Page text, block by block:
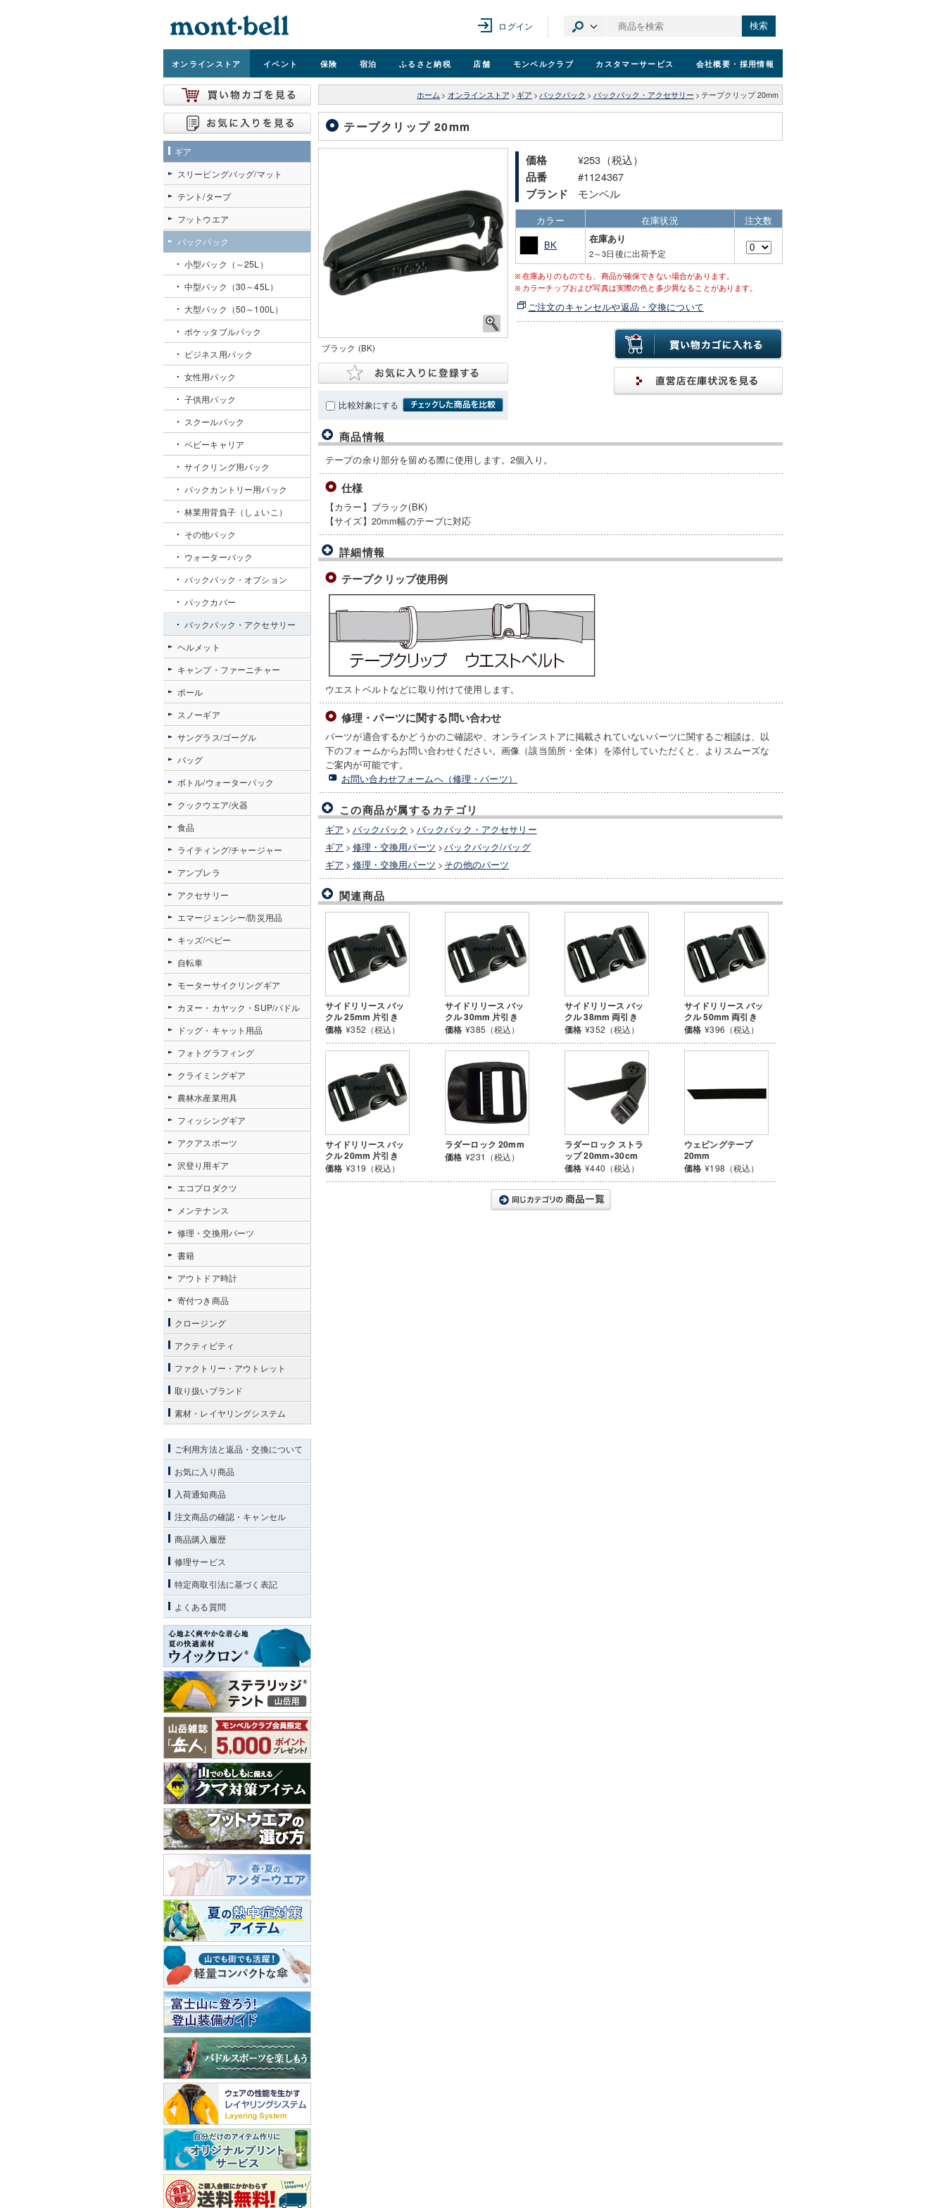
ログイン 検索
オンラインストア イベント 保険 宿泊 ふるさと納税 店舗 モンベルクラブ カスタマーサービス 会社概要 ・採用情報
ホーム > オンラインストア > ギア > バックパック > バックパック・アクセサリー > テープクリップ 20mm
テープクリップ 20mm
ブラック (BK)
比較対象にする
価格 ¥253（税込）
品番 #1124367
ブランド モンベル
カラー 在庫状況
注文数
BK
在庫あり
2～3日後に出荷予定
在庫ありのものでも、商品が確保できない場合があります。
カラーチップおよび写真は実際の色と多少異なることがあります。
ご注文のキャンセルや返品・交換について
商品情報
テープの余り部分を留める際に使用します。2個入り。
仕様
【カラー】ブラック(BK)
【サイズ】20mm幅のテープに対応
詳細情報
テープクリップ使用例
ウエストベルトなどに取り付けて使用します。
修理・パーツに関する問い合わせ
パーツが適合するかどうかのご確認や、オンラインストアに掲載されていないパーツに関するご相談は、以
下のフォームからお問い合わせください。画像（該当箇所・全体）を添付していただくと、よりスムーズな
ご案内が可能です。
お問い合わせフォームへ（修理・パーツ）
この商品が属するカテゴリ
ギア > バックパック > バックパック・アクセサリー
ギア > 修理・交換用パーツ >バックパック/バッグ
ギア > 修理・交換用パーツ > その他のパーツ
関連商品
サイドリリース バッ
クル 25mm 片引き
価格 ¥352（税込）
サイドリリース バッ
クル 30mm 片引き
価格 ¥385（税込）
サイドリリース バッ
クル 38mm 両引き
価格 ¥352（税込）
サイドリリース バッ
クル 50mm 両引き
価格 ¥396（税込）
サイドリリース バッ
クル 20mm 片引き
価格 ¥319（税込）
ラダーロック 20mm
価格 ¥231（税込）
ラダーロック ストラ
ップ 20mm×30cm
価格 ¥440（税込）
ウェビングテープ
20mm
価格 ¥198（税込）
ギア
スリーピングバッグ/マット
テント/タープ
フットウエア
バックパック
小型パック（～25L）
中型パック（30～45L）
大型パック（50～100L）
ポケッタブルパック
ビジネス用パック
女性用パック
子供用パック
スクールパック
ベビーキャリア
サイクリング用パック
バックカントリー用パック
林業用背負子（しょいこ）
その他パック
ウォーターパック
バックパック・オプション
パックカバー
バックパック・アクセサリー
ヘルメット
キャンプ・ファーニチャー
ポール
スノーギア
サングラス/ゴーグル
バッグ
ボトル/ウォーターパック
クックウエア/火器
食品
ライティング/チャージャー
アンブレラ
アクセサリー
エマージェンシー/防災用品
キッズ/ベビー
自転車
モーターサイクリングギア
カヌー・カヤック・SUP/パドル
ドッグ・キャット用品
フォトグラフィング
クライミングギア
農林水産業用具
フィッシングギア
アクアスポーツ
沢登り用ギア
エコプロダクツ
メンテナンス
修理・交換用パーツ
書籍
アウトドア時計
寄付つき商品
クロージング
アクティビティ
ファクトリー・アウトレット
取り扱いブランド
素材・レイヤリングシステム
ご利用方法と返品・交換について
お気に入り商品
入荷通知商品
注文商品の確認・キャンセル
商品購入履歴
修理サービス
特定商取引法に基づく表記
よくある質問